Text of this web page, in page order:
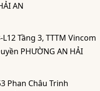
AN
Tầng 3, TTTM Vincom
PHƯỜNG AN HẢI
Phan Châu Trinh